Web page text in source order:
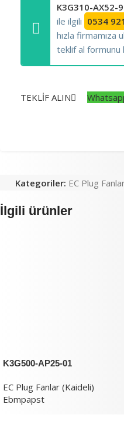
K3G310-AX52-
ile ilgili 0534
hızla firmamıza
teklif al formunu
TEKLİF ALIN
Kategoriler: EC Plug
İlgili ürünler
K3G500-AP25-01
EC Plug Fanlar (Kaideli)
Ebmpapst